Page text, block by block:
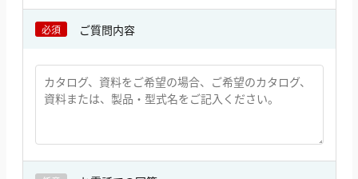
必須 ご質問内容